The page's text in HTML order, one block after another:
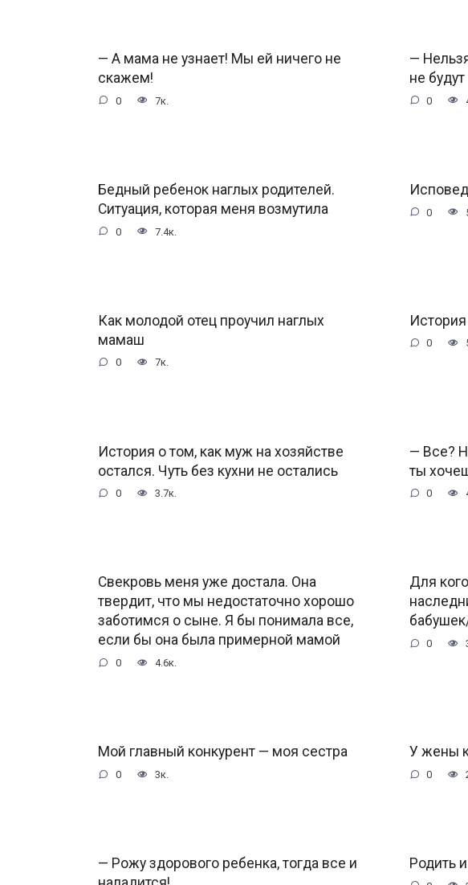
— А мама не узнает! Мы ей ничего не
скажем!
0 7к.
—
не будут
0
Бедный ребенок наглых родителей.
Ситуация, которая меня возмутила
0 7.4к.
0
Как молодой отец проучил наглых
мамаш
0 7к.
0
История о том, как муж на хозяйстве
остался. Чуть без кухни не остались
0 3.7к.
— Все?
ты
0
Свекровь меня уже достала. Она
твердит, что мы недостаточно хорошо
заботимся о сыне. Я бы понимала все,
если бы она была примерной мамой
0 4.6к.
Для
0
Мой главный конкурент — моя сестра
0 3к.
У жены
0
— Рожу здорового ребенка, тогда все и
Родить